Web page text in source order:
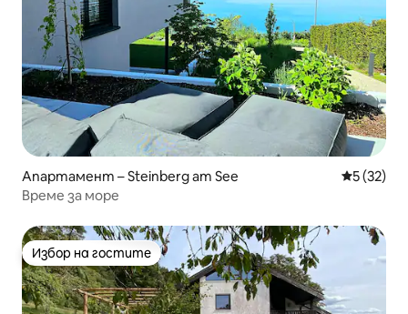
Апартамент – Steinberg am See Средна
5 (32)
Време за море
Избор на гостите
Избор на гостите